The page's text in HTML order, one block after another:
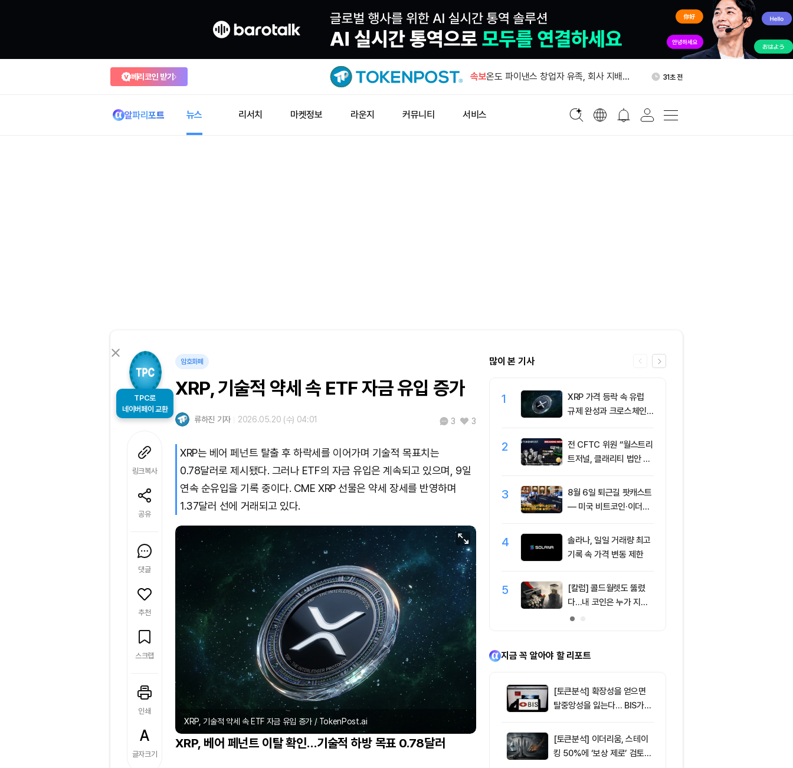
베리코인 받기 속보
창펑자오 “태국, 비트코인·가상자산 양도
1시간 전
온도 파이낸스 창업자 유족, 회사 지배권
31초 전
알파리포트 뉴스 리서치 마켓정보 라운지 커뮤니티 서비스
TPC로
네이버페이 교환
링크복사
공유
댓글
추천
스크랩
인쇄
글자크기
암호화폐
XRP, 기술적 약세 속 ETF 자금 유입 증가
류하진 기자 2026.05.20 (수) 04:01 3 3
XRP는 베어 페넌트 탈출 후 하락세를 이어가며 기술적 목표치는
0.78달러로 제시됐다. 그러나 ETF의 자금 유입은 계속되고 있으며, 9일
연속 순유입을 기록 중이다. CME XRP 선물은 약세 장세를 반영하며
1.37달러 선에 거래되고 있다.
XRP, 기술적 약세 속 ETF 자금 유입 증가 / TokenPost.ai
XRP, 베어 페넌트 이탈 확인…기술적 하방 목표 0.78달러
많이 본 기사
1
XRP 가격 등락 속 유럽
규제 완성과 크로스체인
2
전 CFTC 위원 “월스트리
트저널, 클래리티 법안 오
3
8월 6일 퇴근길 팟캐스트
— 미국 비트코인·이더리
달러 순유입, 대형자산 쏠
림 강화
4
솔라나, 일일 거래량 최고
기록 속 가격 변동 제한
5
[칼럼] 콜드월렛도 뚫렸
다…내 코인은 누가 지키
나
지금 꼭 알아야 할 리포트
[토큰분석] 확장성을 얻으면
탈중앙성을 잃는다… BIS가
학’
[토큰분석] 이더리움, 스테이
킹 50%에 ‘보상 제로’ 검토…